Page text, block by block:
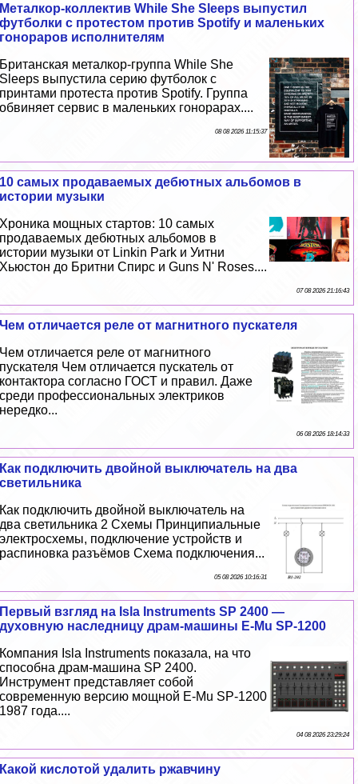
Металкор-коллектив While She Sleeps выпустил
футболки с протестом против Spotify и маленьких
гонораров исполнителям
Британская металкор-группа While She
Sleeps выпустила серию футболок с
принтами протеста против Spotify. Группа
обвиняет сервис в маленьких гонорарах....
08 08 2026 11:15:37
10 самых продаваемых дебютных альбомов в
истории музыки
Хроника мощных стартов: 10 самых
продаваемых дебютных альбомов в
истории музыки от Linkin Park и Уитни
Хьюстон до Бритни Спирс и Guns N' Roses....
07 08 2026 21:16:43
Чем отличается реле от магнитного пускателя
Чем отличается реле от магнитного
пускателя Чем отличается пускатель от
контактора согласно ГОСТ и правил. Даже
среди профессиональных электриков
нередко...
06 08 2026 18:14:33
Как подключить двойной выключатель на два
светильника
Как подключить двойной выключатель на
два светильника 2 Схемы Принципиальные
электросхемы, подключение устройств и
распиновка разъёмов Схема подключения...
05 08 2026 10:16:31
Первый взгляд на Isla Instruments SP 2400 —
духовную наследницу драм-машины E-Mu SP-1200
Компания Isla Instruments показала, на что
способна драм-машина SP 2400.
Инструмент представляет собой
современную версию мощной E-Mu SP-1200
1987 года....
04 08 2026 23:29:24
Какой кислотой удалить ржавчину